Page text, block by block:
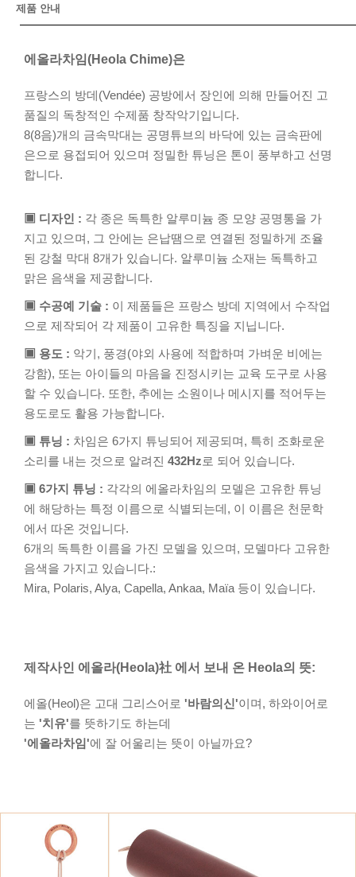
제품 안내
에올라차임(Heola Chime)은
프랑스의 방데(Vendée) 공방에서 장인에 의해 만들어진 고
품질의 독창적인 수제품 창작악기입니다.
8(8음)개의 금속막대는 공명튜브의 바닥에 있는 금속판에
은으로 용접되어 있으며 정밀한 튜닝은 톤이 풍부하고 선명
합니다.
▣ 디자인 : 각 종은 독특한 알루미늄 종 모양 공명통을 가
지고 있으며, 그 안에는 은납땜으로 연결된 정밀하게 조율
된 강철 막대 8개가 있습니다. 알루미늄 소재는 독특하고
맑은 음색을 제공합니다.
▣ 수공예 기술 : 이 제품들은 프랑스 방데 지역에서 수작업
으로 제작되어 각 제품이 고유한 특징을 지닙니다.
▣ 용도 : 악기, 풍경(야외 사용에 적합하며 가벼운 비에는
강함), 또는 아이들의 마음을 진정시키는 교육 도구로 사용
할 수 있습니다. 또한, 추에는 소원이나 메시지를 적어두는
용도로도 활용 가능합니다.
▣ 튜닝 : 차임은 6가지 튜닝되어 제공되며, 특히 조화로운
소리를 내는 것으로 알려진 432Hz로 되어 있습니다.
▣ 6가지 튜닝 : 각각의 에올라차임의 모델은 고유한 튜닝
에 해당하는 특정 이름으로 식별되는데, 이 이름은 천문학
에서 따온 것입니다.
6개의 독특한 이름을 가진 모델을 있으며, 모델마다 고유한
음색을 가지고 있습니다.:
Mira, Polaris, Alya, Capella, Ankaa, Maïa 등이 있습니다.
제작사인 에올라(Heola)社 에서 보내 온 Heola의 뜻:
에올(Heol)은 고대 그리스어로 '바람의신'이며, 하와이어로
는 '치유'를 뜻하기도 하는데
'에올라차임'에 잘 어울리는 뜻이 아닐까요?